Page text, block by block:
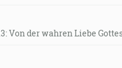
Von der wahren Liebe